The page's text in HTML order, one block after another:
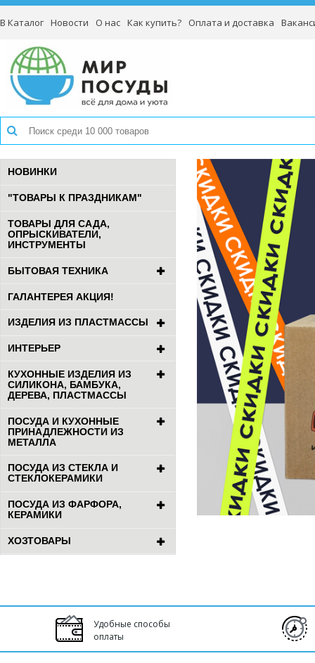
В Каталог Новости О нас Как купить? Оплата и доставка
НОВИНКИ
"ТОВАРЫ К ПРАЗДНИКАМ"
ТОВАРЫ ДЛЯ САДА,
ОПРЫСКИВАТЕЛИ,
ИНСТРУМЕНТЫ
БЫТОВАЯ ТЕХНИКА
ГАЛАНТЕРЕЯ АКЦИЯ!
ИЗДЕЛИЯ ИЗ ПЛАСТМАССЫ
ИНТЕРЬЕР
КУХОННЫЕ ИЗДЕЛИЯ ИЗ
СИЛИКОНА, БАМБУКА,
ДЕРЕВА, ПЛАСТМАССЫ
ПОСУДА И КУХОННЫЕ
ПРИНАДЛЕЖНОСТИ ИЗ
МЕТАЛЛА
ПОСУДА ИЗ СТЕКЛА И
СТЕКЛОКЕРАМИКИ
ПОСУДА ИЗ ФАРФОРА,
КЕРАМИКИ
ХОЗТОВАРЫ
Удобные способы
оплаты